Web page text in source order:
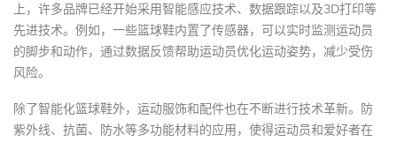
上，许多品牌已经开始采用智能感应技术、数据跟踪以及3D打印等
先进技术。例如，一些篮球鞋内置了传感器，可以实时监测运动员
的脚步和动作，通过数据反馈帮助运动员优化运动姿势，减少受伤
风险。
除了智能化篮球鞋外，运动服饰和配件也在不断进行技术革新。防
紫外线、抗菌、防水等多功能材料的应用，使得运动员和爱好者在